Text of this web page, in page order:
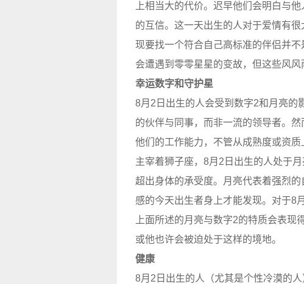
上相当大的代价。迟早他们会明白与
的互信。这一天出生的人对于爱情有
现要找一个符合自己高标准的伴侣并
会遭遇到零零星星的变故，但这些风风
幸运数字和守护星
8月2日出生的人会受到数字2和月亮的
的伙伴与同事，而非一流的领导者。
他们的工作能力，不管从成熟度或资
主宰着狮子座，8月2日出生的人处于
超出身体的承受度。月亮代表着强烈
感的今天出生者身上才能发现。对于8
上面所述的月亮与数字2的特质会表
或他也许会被迫处于这样的境地。
健康
8月2日出生的人（尤其是个性冷漠的